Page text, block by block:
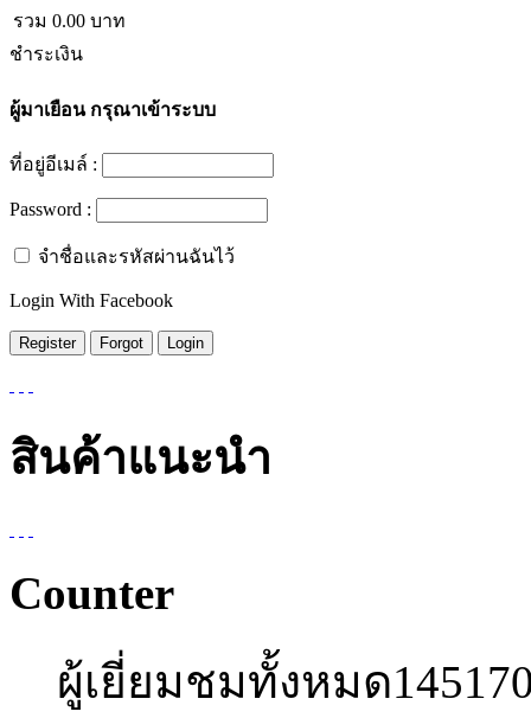
รวม 0.00 บาท
ชำระเงิน
ผู้มาเยือนกรุณาเข้าระบบ
ที่อยู่อีเมล์ :
Password :
จำชื่อและรหัสผ่านฉันไว้
Login With Facebook
สินค้าแนะนำ
Counter
ผู้เยี่ยมชมทั้งหมด